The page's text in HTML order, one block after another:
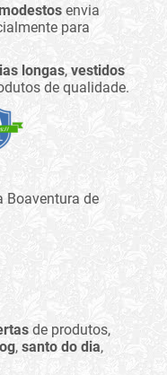
envia
para
longas, vestidos
de qualidade.
Boaventura de
de produtos,
, santo do dia,